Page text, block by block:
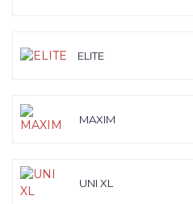
ELITE
MAXIM
UNI XL